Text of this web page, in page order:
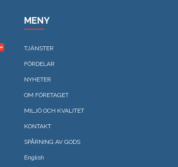
MENY
TJÄNSTER
FÖRDELAR
NYHETER
OM FÖRETAGET
MILJÖ OCH KVALITET
KONTAKT
SPÅRNING AV GODS
English